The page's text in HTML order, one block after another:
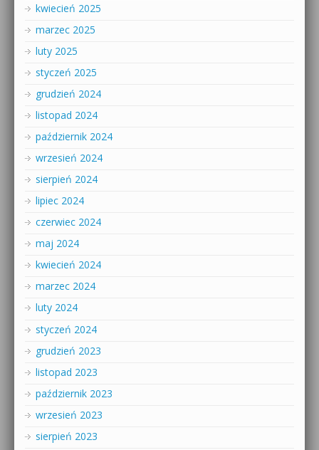
kwiecień 2025
marzec 2025
luty 2025
styczeń 2025
grudzień 2024
listopad 2024
październik 2024
wrzesień 2024
sierpień 2024
lipiec 2024
czerwiec 2024
maj 2024
kwiecień 2024
marzec 2024
luty 2024
styczeń 2024
grudzień 2023
listopad 2023
październik 2023
wrzesień 2023
sierpień 2023